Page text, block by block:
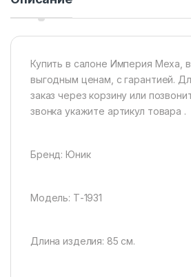
Купить в салоне Империя Меха,
выгодным ценам, с гарантией.
заказ через корзину или
звонка укажите артикул товара .
Бренд: Юник
Модель: Т-1931
Длина изделия: 85 см.